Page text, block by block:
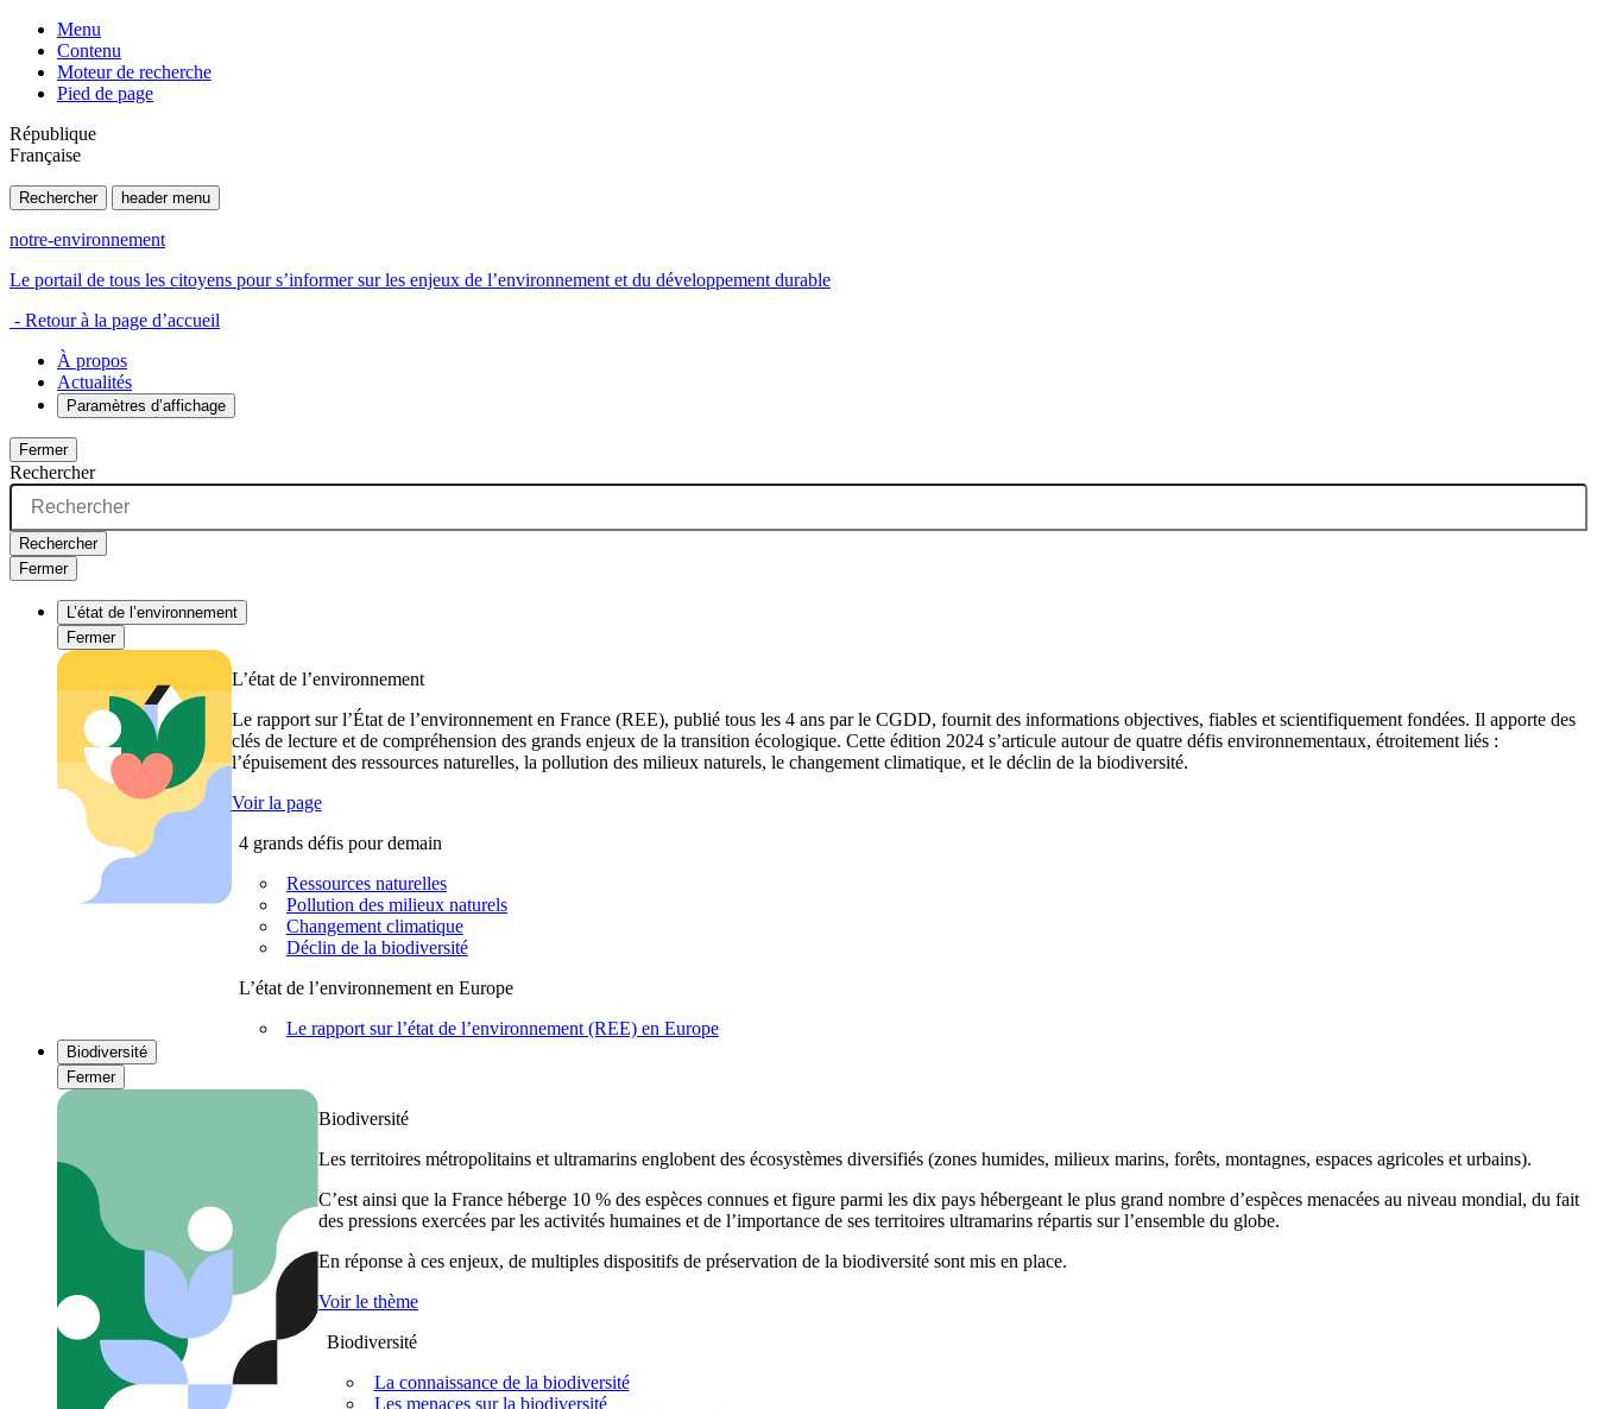
Menu
Contenu
Moteur de recherche
Pied de page
République
Française
Rechercher header menu
notre-environnement
Le portail de tous les citoyens pour s’informer sur les enjeux de l’environnement et du développement durable
- Retour à la page d’accueil
À propos
Actualités
Paramètres d’affichage
Fermer
Rechercher
Rechercher
Fermer
L’état de l’environnement
Fermer
L’état de l’environnement
Le rapport sur l’État de l’environnement en France (REE), publié tous les 4 ans par le CGDD, fournit des informations objectives, fiables et scientifiquement fondées. Il apporte des
clés de lecture et de compréhension des grands enjeux de la transition écologique. Cette édition 2024 s’articule autour de quatre défis environnementaux, étroitement liés :
l’épuisement des ressources naturelles, la pollution des milieux naturels, le changement climatique, et le déclin de la biodiversité.
Voir la page
4 grands défis pour demain
Ressources naturelles
Pollution des milieux naturels
Changement climatique
Déclin de la biodiversité
L’état de l’environnement en Europe
Le rapport sur l’état de l’environnement (REE) en Europe
Biodiversité
Fermer
Biodiversité
Les territoires métropolitains et ultramarins englobent des écosystèmes diversifiés (zones humides, milieux marins, forêts, montagnes, espaces agricoles et urbains).
C’est ainsi que la France héberge 10 % des espèces connues et figure parmi les dix pays hébergeant le plus grand nombre d’espèces menacées au niveau mondial, du fait
des pressions exercées par les activités humaines et de l’importance de ses territoires ultramarins répartis sur l’ensemble du globe.
En réponse à ces enjeux, de multiples dispositifs de préservation de la biodiversité sont mis en place.
Voir le thème
Biodiversité
La connaissance de la biodiversité
Les menaces sur la biodiversité